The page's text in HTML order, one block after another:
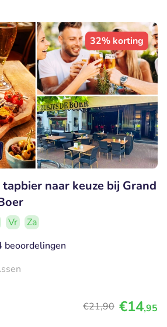
32% korting
naar keuze bij Grand
Vr
Za
beoordelingen
€21,90 €14,95